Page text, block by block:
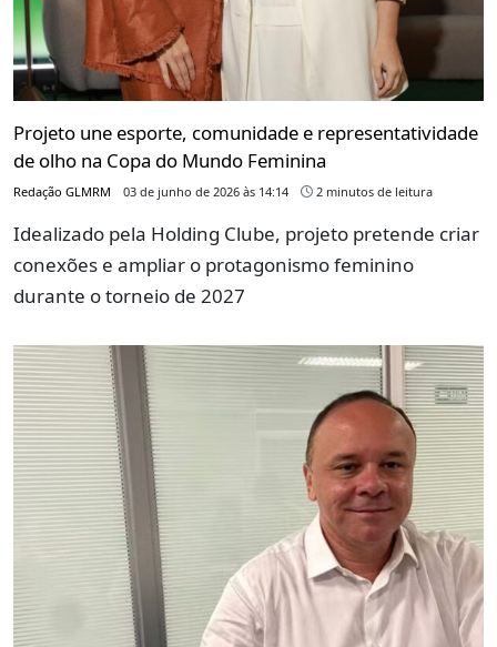
Projeto une esporte, comunidade e representatividade
de olho na Copa do Mundo Feminina
Redação GLMRM 03 de junho de 2026 às 14:14 2 minutos de leitura
Idealizado pela Holding Clube, projeto pretende criar
conexões e ampliar o protagonismo feminino
durante o torneio de 2027